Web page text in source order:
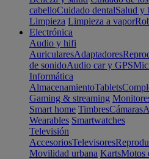
cabelloCuidado dentalSalud y
Limpieza Limpieza a vapor
Electrónica
Audio y hifi
AuricularesAdaptadores
de sonidoAudio car y GPS
Informática
AlmacenamientoTablets
Gaming & streaming
Smart home TimbresCámaras
Wearables Smartwatches
Televisión
AccesoriosTelevisores
Movilidad urbana KartsMotos